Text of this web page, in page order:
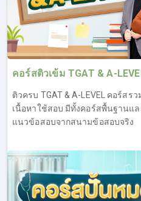
คอร์สติวเข้ม TGAT & A-
ติวครบ TGAT & A-LEVEL คอร์ส
เนื้อหาใช้สอบ มีทั้งคอร์สพื้นฐานแ
แนวข้อสอบจากสนามข้อสอบจริง